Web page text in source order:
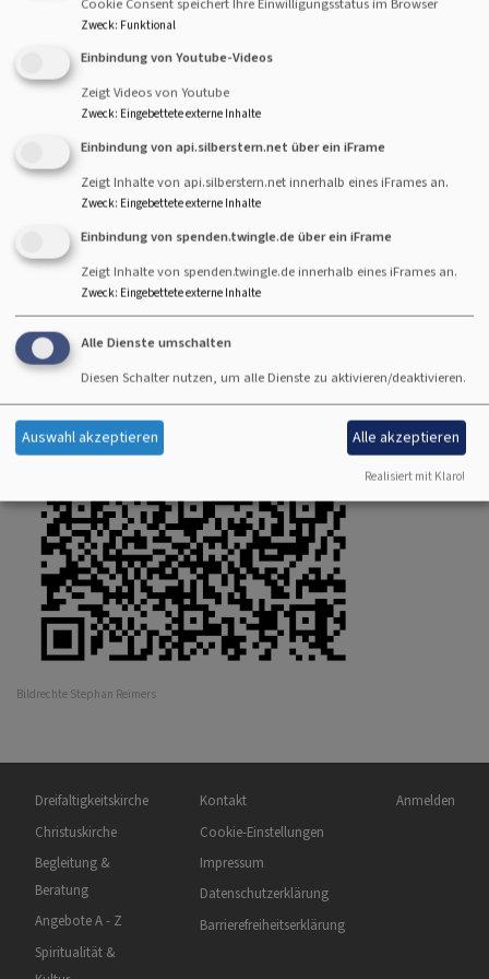
Bist du mit dabei – und aus den Jahrgängen 2012-
2013? Dann melde dich an über unsere Homepage und
komm mit deinen Eltern zum Infoabend am 30. Juni
um 18:00 Uhr in die Christuskirche.
Wir freuen uns auf euch!
Marieluise Sonnemeyer und Team
Hier geht es zur Anmeldung --
>https://www.evangelische-termine.de/d-7928046oder
QR-Code scannen!
Bildrechte Stephan Reimers
Hauptnavigation
Dreifaltigkeitskirche
Christuskirche
Begleitung &
Beratung
Angebote A - Z
Spiritualität &
Fußbereichsmenü
Kontakt
Cookie-Einstellungen
Impressum
Datenschutzerklärung
Barrierefreiheitserklärung
Anmelden
Zweck: Funktional
Einbindung von Youtube-Videos
Zeigt Videos von Youtube
Zweck: Eingebettete externe Inhalte
Einbindung von api.silberstern.net über ein iFrame
Zeigt Inhalte von api.silberstern.net innerhalb eines iFrames an.
Zweck: Eingebettete externe Inhalte
Einbindung von spenden.twingle.de über ein iFrame
Zeigt Inhalte von spenden.twingle.de innerhalb eines iFrames an.
Zweck: Eingebettete externe Inhalte
Alle Dienste umschalten
Diesen Schalter nutzen, um alle Dienste zu aktivieren/deaktivieren.
Auswahl akzeptieren Alle akzeptieren
Realisiert mit Klaro!